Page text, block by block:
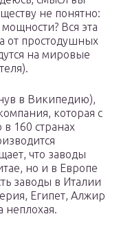
не понятно:
мощности? Вся эта
от простодушных
на мировые
в Википедию),
которая с
160 странах
что заводы
но и в Европе
заводы в Италии
Египет, Алжир
неплохая.